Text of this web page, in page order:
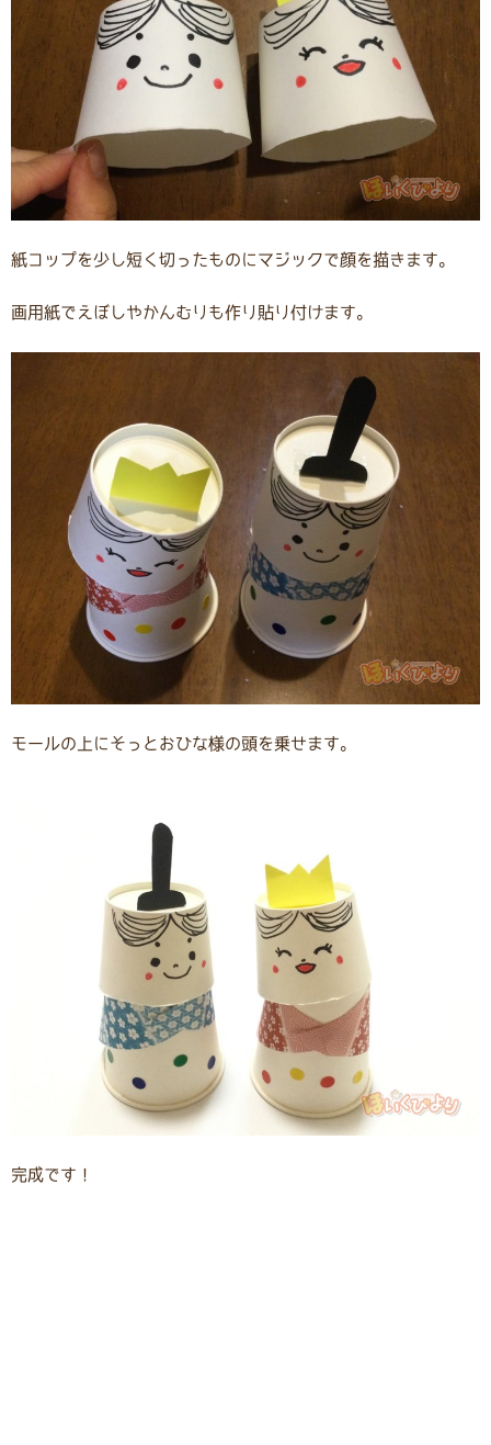
紙コップを少し短く切ったものにマジックで顔を描きます。
画用紙でえぼしやかんむりも作り貼り付けます。
モールの上にそっとおひな様の頭を乗せます。
完成です！